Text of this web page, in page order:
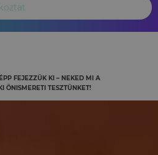
FEJEZZÜK KI – NEKED MI A
ÖNISMERETI TESZTÜNKET!